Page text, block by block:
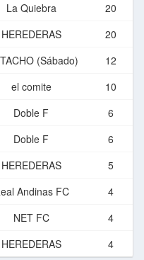
La Quiebra
20
HEREDERAS
20
(Sábado)
12
el comite
10
Doble F
6
Doble F
6
HEREDERAS
5
Andinas FC
4
NET FC
4
HEREDERAS 4